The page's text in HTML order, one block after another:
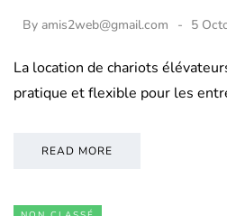
By amis2web@gmail.com 5
La location de chariots
pratique et flexible pour les
READ MORE